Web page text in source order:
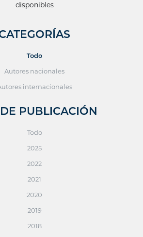
disponibles
Todo
Autores nacionales
internacionales
PUBLICACIÓN
Todo
2025
2022
2021
2020
2019
2018